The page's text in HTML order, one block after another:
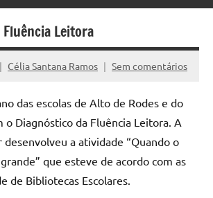
Leitora
Célia Santana Ramos Sem comentários
das escolas de Alto de Rodes e do
o Diagnóstico da Fluência Leitora. A
desenvolveu a atividade “Quando o
que esteve de acordo com as
de Bibliotecas Escolares.